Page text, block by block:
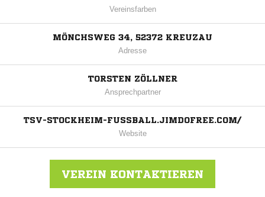
Vereinsfarben
MÖNCHSWEG 34, 52372 KREUZAU
Adresse
TORSTEN ZÖLLNER
Ansprechpartner
TSV-STOCKHEIM-FUSSBALL.JIMDOFREE.COM/
Website
VEREIN KONTAKTIEREN